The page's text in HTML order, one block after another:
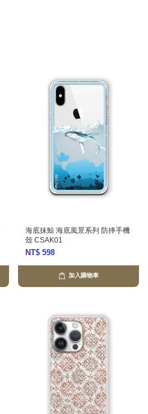
海底抹鯨 海底風景系列 防摔手機
殼 CSAK01
NT$ 598
加入購物車